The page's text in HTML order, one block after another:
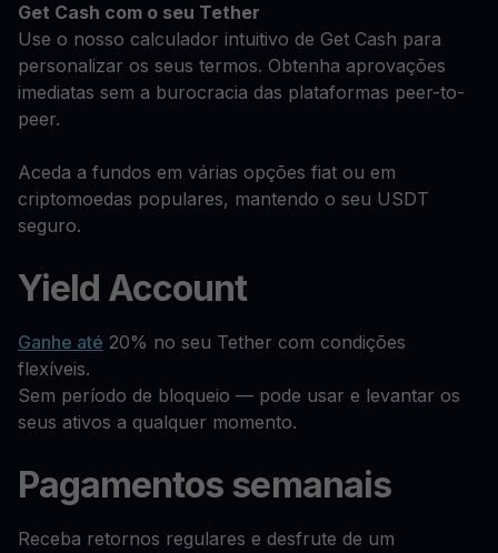
Get Cash com o seu Tether
Use o nosso calculador intuitivo de Get Cash para
personalizar os seus termos. Obtenha aprovações
imediatas sem a burocracia das plataformas peer-to-
peer.
Aceda a fundos em várias opções fiat ou em
criptomoedas populares, mantendo o seu USDT
seguro.
Yield Account
Ganhe até 20% no seu Tether com condições
flexíveis.
Sem período de bloqueio — pode usar e levantar os
seus ativos a qualquer momento.
Pagamentos semanais
Receba retornos regulares e desfrute de um